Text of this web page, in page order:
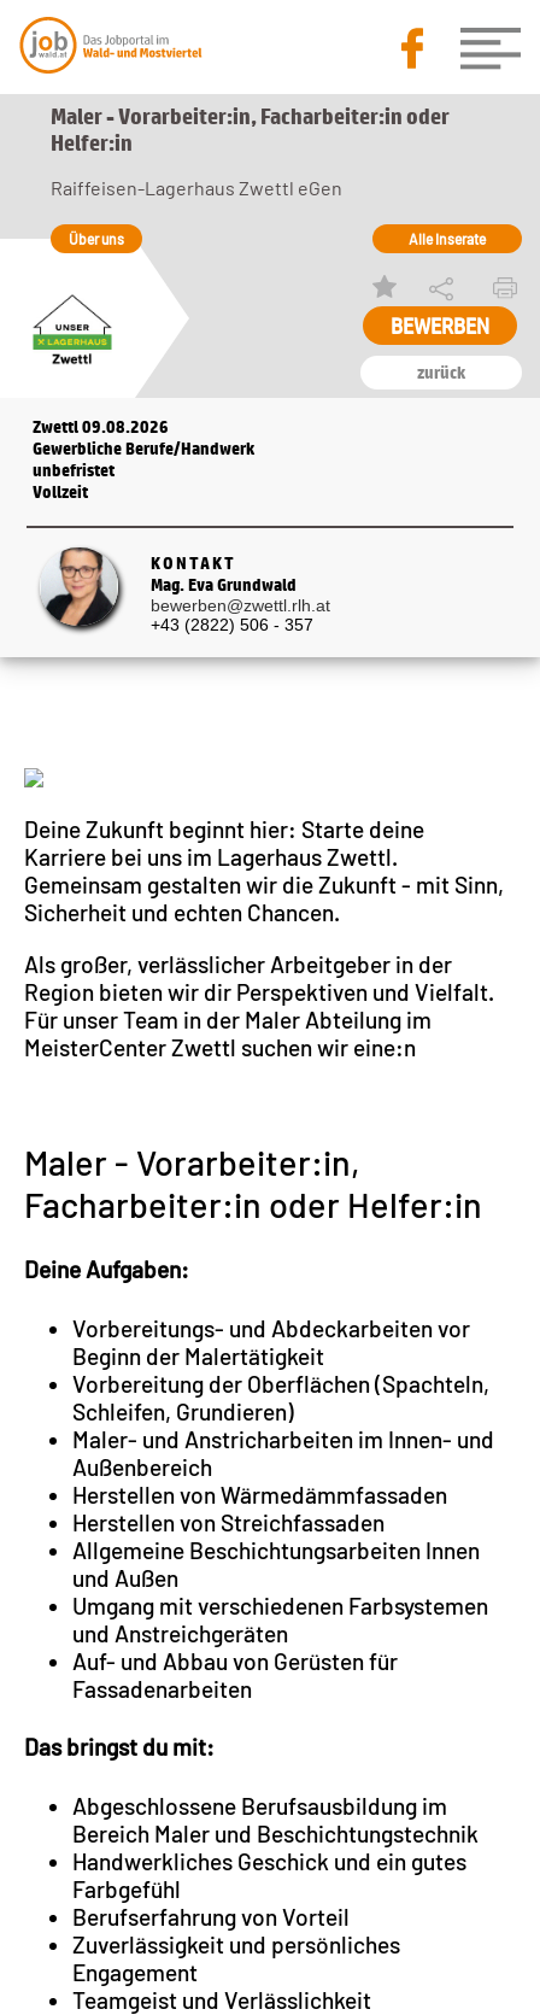
Maler - Vorarbeiter:in, Facharbeiter:in oder
Helfer:in
zurück
Raiffeisen-Lagerhaus Zwettl eGen
Über uns Alle Inserate
Zwettl 09.08.2026
Gewerbliche Berufe/Handwerk
unbefristet
Vollzeit
KONTAKT
Mag. Eva Grundwald
bewerben@zwettl.rlh.at
+43 (2822) 506 - 357
Deine Zukunft beginnt hier: Starte deine
Karriere bei uns im Lagerhaus Zwettl.
Gemeinsam gestalten wir die Zukunft - mit Sinn,
Sicherheit und echten Chancen.
Als großer, verlässlicher Arbeitgeber in der
Region bieten wir dir Perspektiven und Vielfalt.
Für unser Team in der Maler Abteilung im
MeisterCenter Zwettl suchen wir eine:n
Maler - Vorarbeiter:in,
Facharbeiter:in oder Helfer:in
Deine Aufgaben:
Vorbereitungs- und Abdeckarbeiten vor
Beginn der Malertätigkeit
Vorbereitung der Oberflächen (Spachteln,
Schleifen, Grundieren)
Maler- und Anstricharbeiten im Innen- und
Außenbereich
Herstellen von Wärmedämmfassaden
Herstellen von Streichfassaden
Allgemeine Beschichtungsarbeiten Innen
und Außen
Umgang mit verschiedenen Farbsystemen
und Anstreichgeräten
Auf- und Abbau von Gerüsten für
Fassadenarbeiten
Das bringst du mit:
Abgeschlossene Berufsausbildung im
Bereich Maler und Beschichtungstechnik
Handwerkliches Geschick und ein gutes
Farbgefühl
Berufserfahrung von Vorteil
Zuverlässigkeit und persönliches
Engagement
Teamgeist und Verlässlichkeit